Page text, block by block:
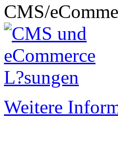
CMS/
Weitere